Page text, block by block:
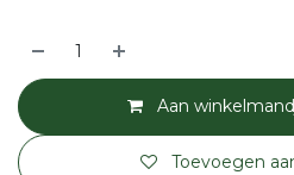
Aan
Toevoegen